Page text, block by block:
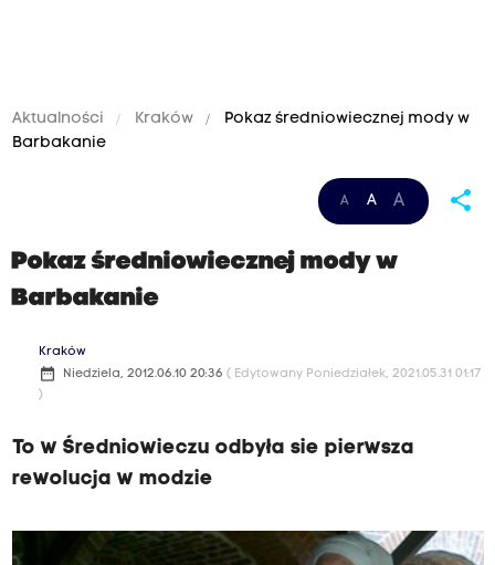
Aktualności Kraków
Pokaz średniowiecznej mody w
Barbakanie
A A A share
Pokaz średniowiecznej mody w
Barbakanie
Kraków
date_range Niedziela, 2012.06.10 20:36 ( Edytowany Poniedziałek, 2021.05.31 01:17
)
To w Średniowieczu odbyła sie pierwsza
rewolucja w modzie